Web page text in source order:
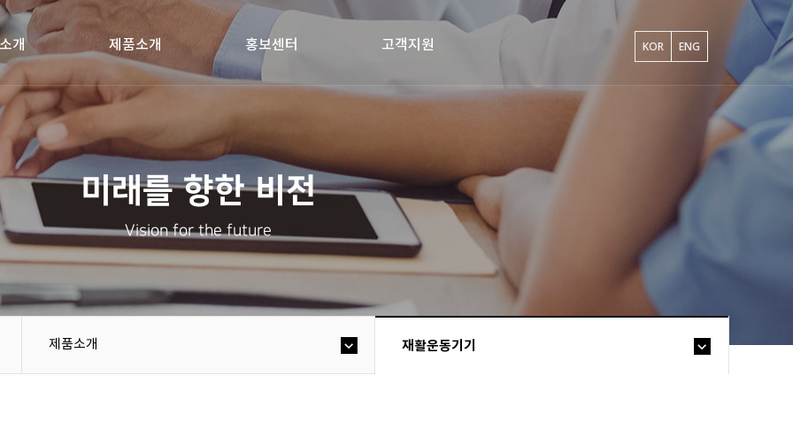
개 제품소개 홍보센터 고객지원 KOR ENG
미래를 향한 비전
Vision for the future
제품소개 재활운동기기